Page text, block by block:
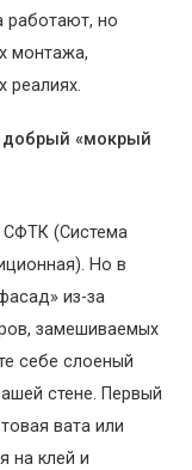
работают, но
монтажа,
реалиях.
добрый «мокрый
СФТК (Система
Но в
из-за
замешиваемых
себе слоеный
стене. Первый
вата или
на клей и